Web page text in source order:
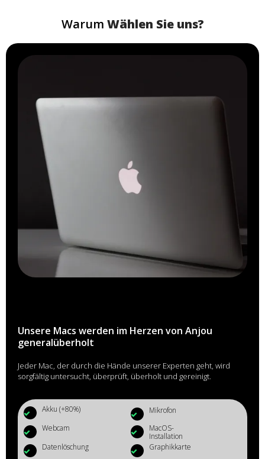
Warum Wählen Sie uns?
Unsere Macs werden im Herzen von Anjou
generalüberholt
Jeder Mac, der durch die Hände unserer Experten geht, wird
sorgfältig untersucht, überprüft, überholt und gereinigt.
Akku (+80%)
Mikrofon
Webcam
MacOS-
Installation
Datenlöschung
Graphikkarte